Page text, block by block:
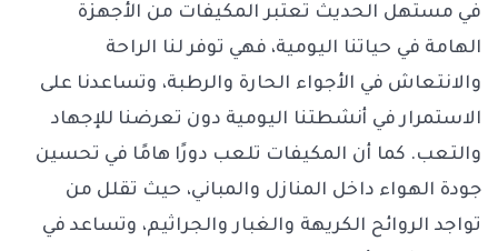
في مستهل الحديث تعتبر المكيفات من الأجهزة
الهامة في حياتنا اليومية، فهي توفر لنا الراحة
والانتعاش في الأجواء الحارة والرطبة، وتساعدنا على
الاستمرار في أنشطتنا اليومية دون تعرضنا للإجهاد
والتعب. كما أن المكيفات تلعب دورًا هامًا في تحسين
جودة الهواء داخل المنازل والمباني، حيث تقلل من
تواجد الروائح الكريهة والغبار والجراثيم، وتساعد في